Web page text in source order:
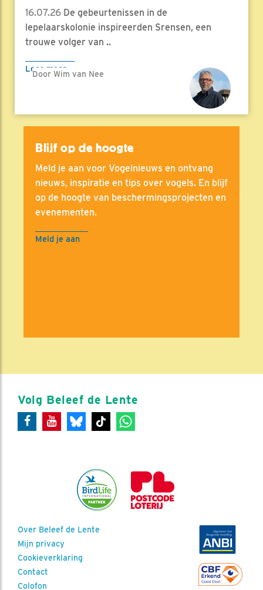
16.07.26 De gebeurtenissen in de
lepelaarskolonie inspireerden Srensen, een
trouwe volger van ..
Lees meer
Door Wim van Nee
Blijf op de hoogte
Meld je aan voor Vogelnieuws en ontvang
nieuws, inspiratie en tips over vogels. En blijf
op de hoogte van beschermingsprojecten en
evenementen.
Meld je aan
Volg Beleef de Lente
Over Beleef de Lente
Mijn privacy
Cookieverklaring
Contact
Colofon